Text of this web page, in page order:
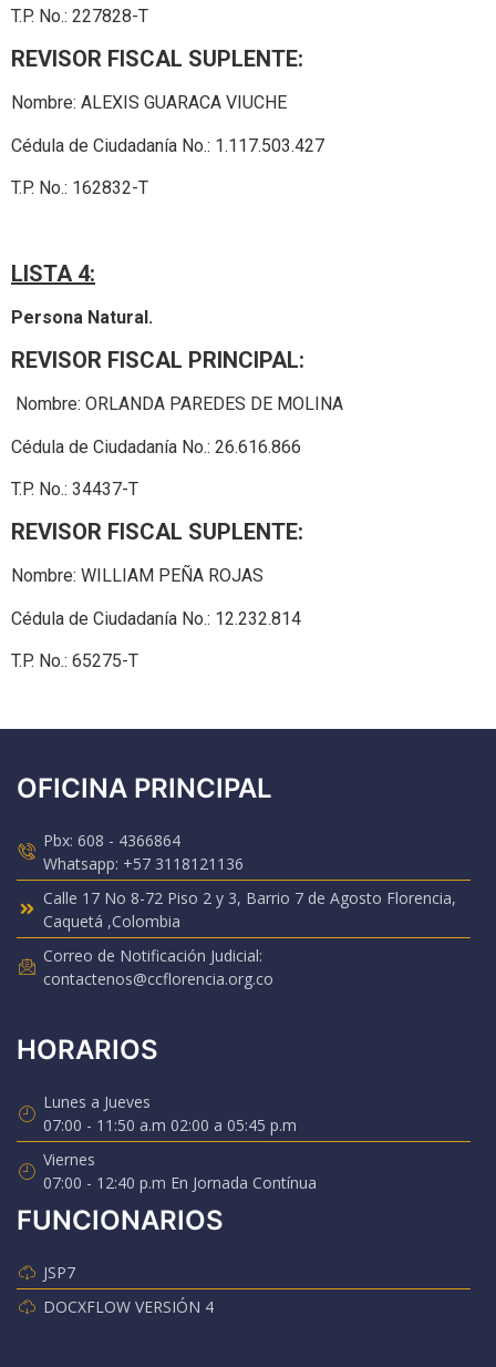
T.P. No.: 227828-T
REVISOR FISCAL SUPLENTE:
Nombre: ALEXIS GUARACA VIUCHE
Cédula de Ciudadanía No.: 1.117.503.427
T.P. No.: 162832-T
LISTA 4:
Persona Natural.
REVISOR FISCAL PRINCIPAL:
Nombre: ORLANDA PAREDES DE MOLINA
Cédula de Ciudadanía No.: 26.616.866
T.P. No.: 34437-T
REVISOR FISCAL SUPLENTE:
Nombre: WILLIAM PEÑA ROJAS
Cédula de Ciudadanía No.: 12.232.814
T.P. No.: 65275-T
OFICINA PRINCIPAL
Pbx: 608 - 4366864
Whatsapp: +57 3118121136
Calle 17 No 8-72 Piso 2 y 3, Barrio 7 de Agosto Florencia,
Caquetá ,Colombia
Correo de Notificación Judicial:
contactenos@ccflorencia.org.co
HORARIOS
Lunes a Jueves
07:00 - 11:50 a.m 02:00 a 05:45 p.m
Viernes
07:00 - 12:40 p.m En Jornada Contínua
FUNCIONARIOS
JSP7
DOCXFLOW VERSIÓN 4